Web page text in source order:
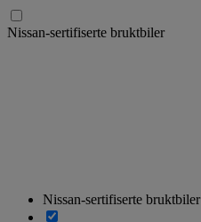
Nissan-sertifiserte bruktbiler
Nissan-sertifiserte bruktbiler